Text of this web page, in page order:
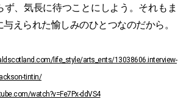
ず、気長に待つことにしよう。それもま
えられた愉しみのひとつなのだから。
life_style/arts_ents/13038606.interview-
tintin/
watch?v=Fe7Px-ddVS4